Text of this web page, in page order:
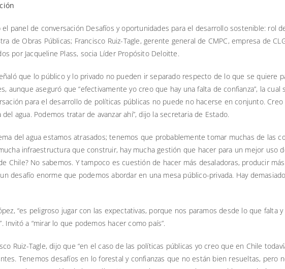
el panel de conversación Desafíos y oportunidades para el desarrollo sostenible: rol
de Obras Públicas; Francisco Ruiz-Tagle, gerente general de CMPC, empresa de
por Jacqueline Plass, socia Líder Propósito Deloitte.
que lo público y lo privado no pueden ir separado respecto de lo que se quiere
aunque aseguró que “efectivamente yo creo que hay una falta de confianza”, la
para el desarrollo de políticas públicas no puede no hacerse en conjunto.
agua. Podemos tratar de avanzar ahí”, dijo la secretaria de Estado.
del agua estamos atrasados; tenemos que probablemente tomar muchas de las
infraestructura que construir, hay mucha gestión que hacer para un mejor uso
Chile? No sabemos. Y tampoco es cuestión de hacer más desaladoras, producir
desafío enorme que podemos abordar en una mesa público-privada. Hay
“es peligroso jugar con las expectativas, porque nos paramos desde lo que
Invitó a “mirar lo que podemos hacer como país”.
Ruiz-Tagle, dijo que “en el caso de las políticas públicas yo creo que en Chile
Tenemos desafíos en lo forestal y confianzas que no están bien resueltas, pero